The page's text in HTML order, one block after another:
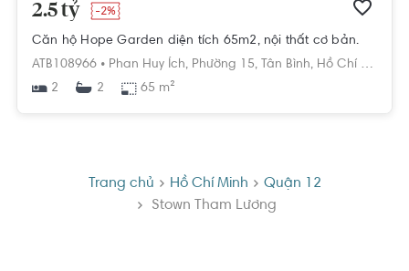
2.5 tỷ -2%
Căn hộ Hope Garden diện tích 65m2, nội thất cơ bản.
ATB108966 • Phan Huy Ích, Phường 15, Tân Bình, Hồ Chí Minh
2
2 65 m²
Trang chủ Hồ Chí Minh
Quận 12
Stown Tham Lương